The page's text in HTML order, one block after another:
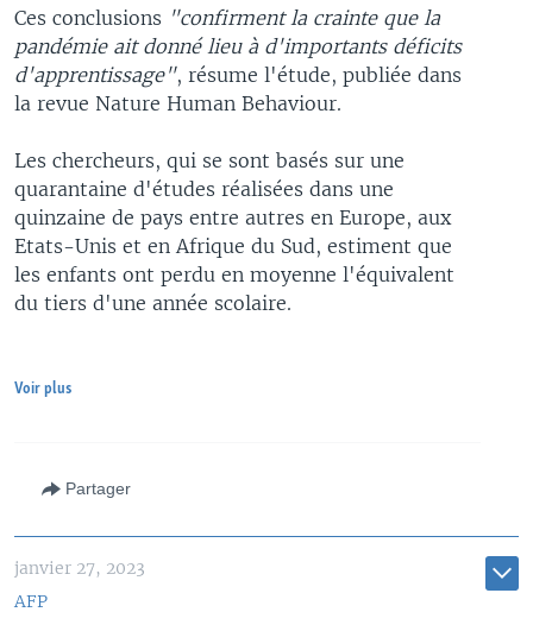
Ces conclusions "confirment la crainte que la
pandémie ait donné lieu à d'importants déficits
d'apprentissage", résume l'étude, publiée dans
la revue Nature Human Behaviour.
Les chercheurs, qui se sont basés sur une
quarantaine d'études réalisées dans une
quinzaine de pays entre autres en Europe, aux
Etats-Unis et en Afrique du Sud, estiment que
les enfants ont perdu en moyenne l'équivalent
du tiers d'une année scolaire.
Voir plus
Partager
janvier 27, 2023
AFP